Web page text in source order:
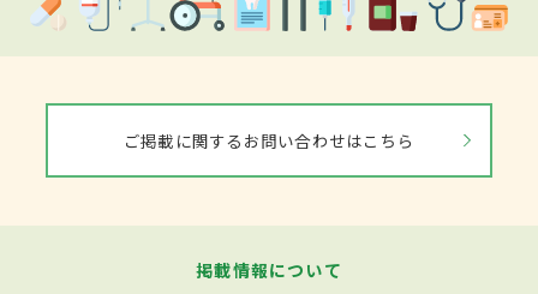
ご掲載に関するお問い合わせはこちら
掲載情報について